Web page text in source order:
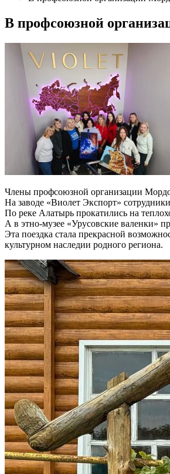
В профсоюзной
Члены профсоюзной организации
На заводе «Виолет Экспорт»
По реке Алатырь прокатились на
А в этно-музее «Урусовские валенки»
Эта поездка стала прекрасной
культурном наследии родного региона.